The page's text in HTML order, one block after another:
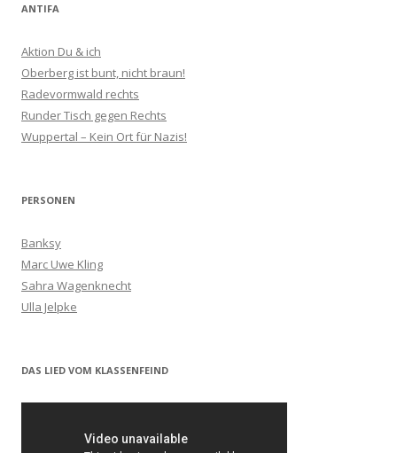
ANTIFA
Aktion Du & ich
Oberberg ist bunt, nicht braun!
Radevormwald rechts
Runder Tisch gegen Rechts
Wuppertal – Kein Ort für Nazis!
PERSONEN
Banksy
Marc Uwe Kling
Sahra Wagenknecht
Ulla Jelpke
DAS LIED VOM KLASSENFEIND